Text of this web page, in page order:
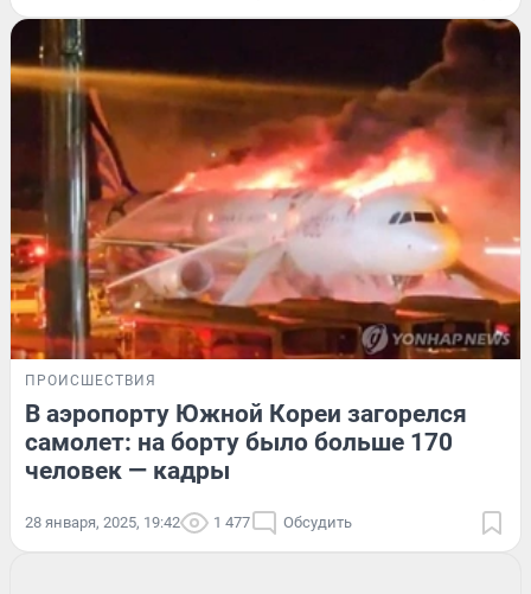
ПРОИСШЕСТВИЯ
В аэропорту Южной Кореи загорелся
самолет: на борту было больше 170
человек — кадры
28 января, 2025, 19:42 1 477 Обсудить